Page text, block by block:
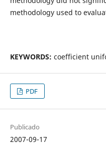
methodology used to
KEYWORDS: coefficient
PDF
Publicado
2007-09-17